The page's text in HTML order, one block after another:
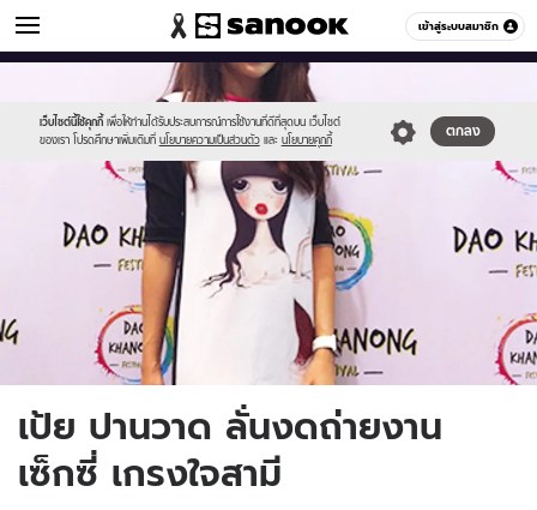
เข้าสู่ระบบสมาชิก
ข่าวบันเทิง หมวดอื่นๆ
เว็บไซต์นี้ใช้คุกกี้ เพื่อให้ท่านได้รับประสบการณ์การใช้งานที่ดีที่สุดบน เว็บไซต์
ของเรา โปรดศึกษาเพิ่มเติมที่ นโยบายความเป็นส่วนตัว และ นโยบายคุกกี้
ตกลง
//s.isanook.com/sr/0/images/logo-
sanook.png
//s.isanook.com/ns/0/ud/374/1872678/648635-
เป้ย ปานวาด ลั่นงดถ่ายงาน
เซ็กซี่ เกรงใจสามี